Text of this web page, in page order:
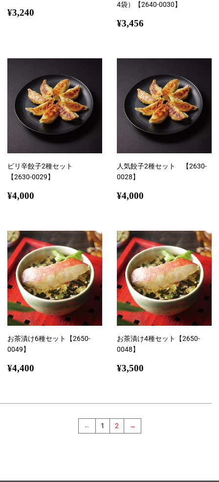
通
¥3,240
4袋）【2640-0030】
通
¥3,456
ピリ辛餃子2種セット
【2630-0029】
通
¥4,000
人気餃子2種セット 【2630-
0028】
通
¥4,000
お茶漬け6種セット【2650-
0049】
通
¥4,400
お茶漬け4種セット【2650-
0048】
通
¥3,500
← 1 2 →